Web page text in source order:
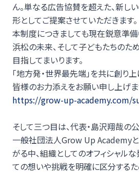
ん。単なる広告協賛を超えた、新し
形としてご提案させていただきます。
本制度につきましても現在鋭意準備
浜松の未来、そして子どもたちの
目指してまいります。
「地方発・世界最先端」を共に創り
皆様のお力添えをお願い申し上げま
https://grow-up-academy.com/
そして三つ目は、代表・島沢翔哉の
一般社団法人Grow Up Academy
がる中、組織としてのオフィシャル
ての想いや挑戦を明確に区分する